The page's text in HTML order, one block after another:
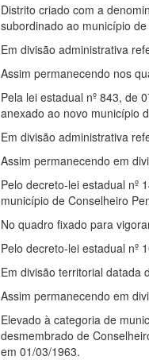
Distrito criado com a
subordinado ao município
Em divisão administrativa
Assim permanecendo nos
Pela lei estadual nº 843, de
anexado ao novo município
Em divisão administrativa
Assim permanecendo em
Pelo decreto-lei estadual nº
município de Conselheiro
No quadro fixado para
Pelo decreto-lei estadual nº
Em divisão territorial datada
Assim permanecendo em
Elevado à categoria de
desmembrado de
em 01/03/1963.